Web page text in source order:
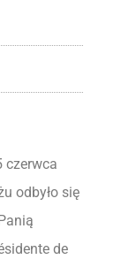
czerwca
odbyło się
de